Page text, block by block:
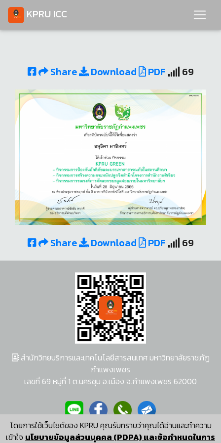
KPRU ICC
Share Download PDF 69
Share Download PDF 69
โดยการใช้เว็บไซต์ของ KPRU คุณรับทราบว่าคุณได้อ่านและทำความ
เข้าใจ นโยบายข้อมูลส่วนบุคคล (PDPA) และข้อกำหนดในการ
สำนักวิทยบริการและเทคโนโลยีสารสนเทศ มหาวิทยาลัยราชภัฏ
กำแพงเพชร
เลขที่ 69 หมู่ที่ 1 ต.นครชุม อ.เมือง จ.กำแพงเพชร 62000
ผู้พัฒนาระบบ อนุชา พวงผกา